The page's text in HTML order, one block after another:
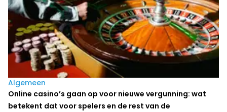
Algemeen
Online casino’s gaan op voor nieuwe vergunning: wat
betekent dat voor spelers en de rest van de